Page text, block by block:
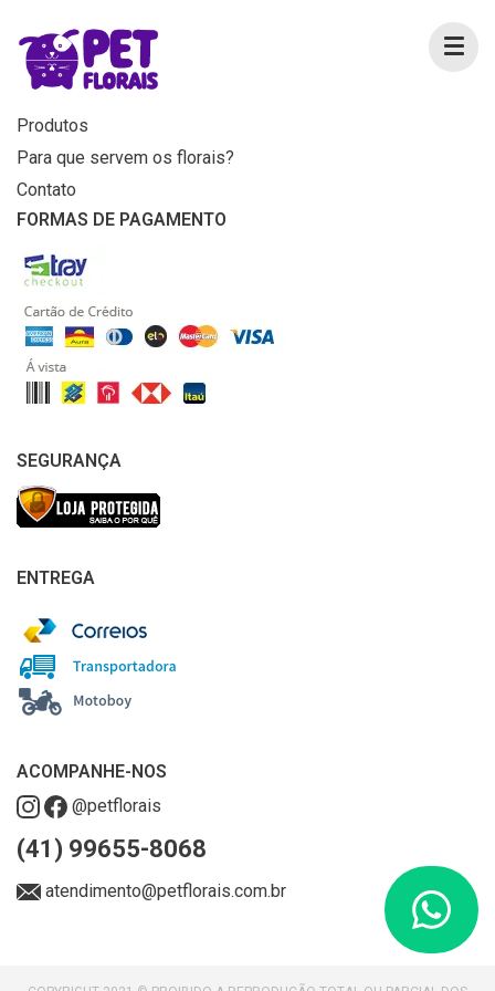
MENU
Home
Produtos
Para que servem os florais?
Contato
FORMAS DE PAGAMENTO
SEGURANÇA
ENTREGA
ACOMPANHE-NOS
@petflorais
(41) 99655-8068
atendimento@petflorais.com.br